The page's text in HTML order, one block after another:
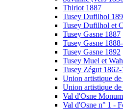
Thiriot 1887
Tusey Dufilhol
Tusey Dufilhol et
Tusey Gasne 1887
Tusey Gasne
Tusey Gasne 1892
Tusey Muel et
Tusey Zégut
Union artistique
Union artistique
Val d'Osne
Val d'Osne n° 1 -